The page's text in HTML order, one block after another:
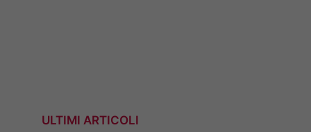
ULTIMI ARTICOLI